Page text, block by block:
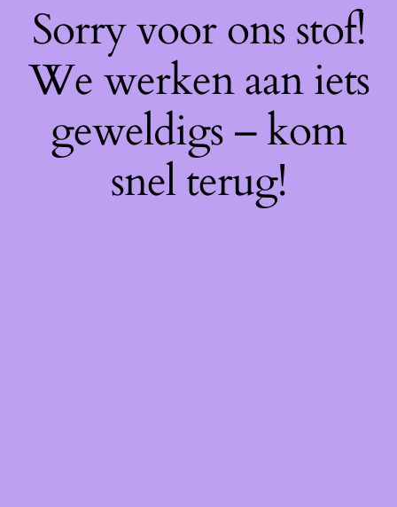
Sorry voor ons stof!
We werken aan iets
geweldigs – kom
snel terug!